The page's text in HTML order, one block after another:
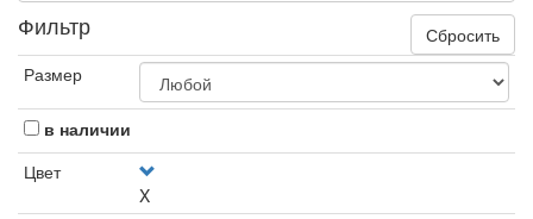
Фильтр
Сбросить
Размер
в наличии
Цвет
X